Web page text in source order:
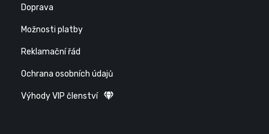
Doprava
Možnosti platby
Reklamační řád
Ochrana osobních údajů
Výhody VIP členství